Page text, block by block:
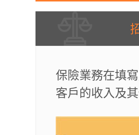
保險業務在填
客戶的收入及